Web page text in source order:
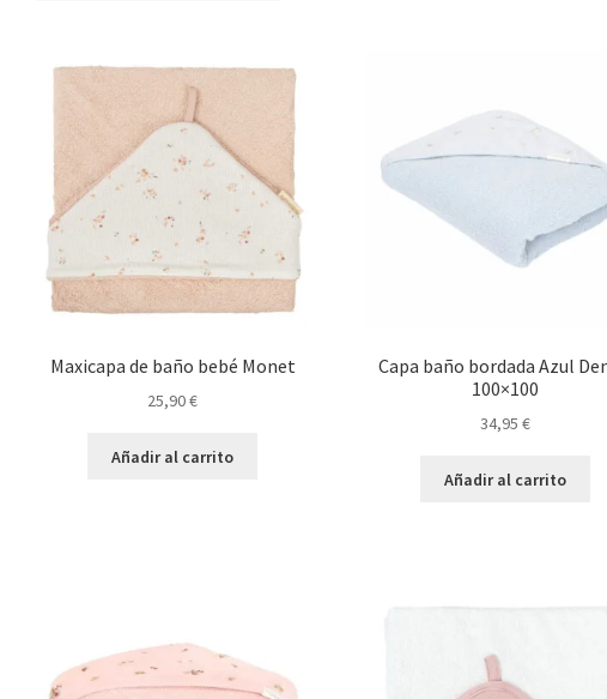
Maxicapa de baño bebé Monet
25,90€
Añadir al carrito
Capa baño bordada Azul
100×100
34,95 €
Añadir al carrito